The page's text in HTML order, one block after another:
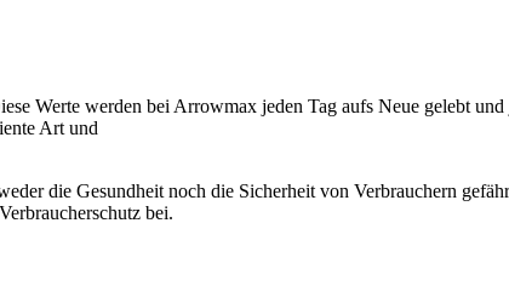
Werte werden bei Arrowmax jeden Tag aufs Neue gelebt
Art und
die Gesundheit noch die Sicherheit von Verbrauchern
bei.